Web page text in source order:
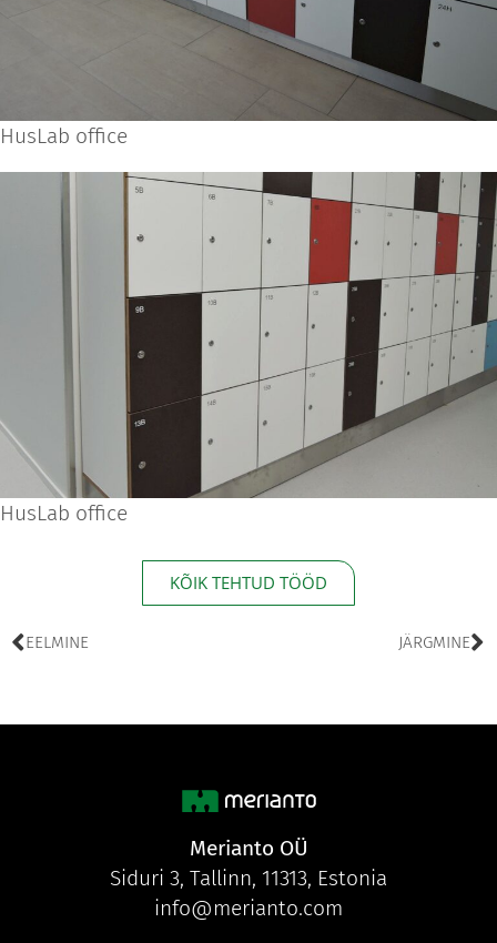
HusLab office
HusLab office
KÕIK TEHTUD TÖÖD
EELMINE JÄRGMINE
Merianto OÜ
Siduri 3, Tallinn, 11313, Estonia
info@merianto.com